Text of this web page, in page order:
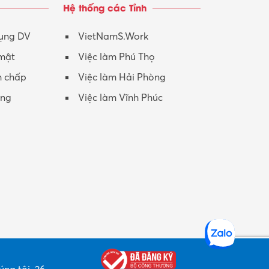
Nhân viên CSKH
Phục vụ khác
Promotion Girl (PG)
DV
chấp
Hệ thống các Tỉnh
VietNamS.Work
Việc làm Phú Thọ
Việc làm Hải Phòng
Việc làm Vĩnh Phúc